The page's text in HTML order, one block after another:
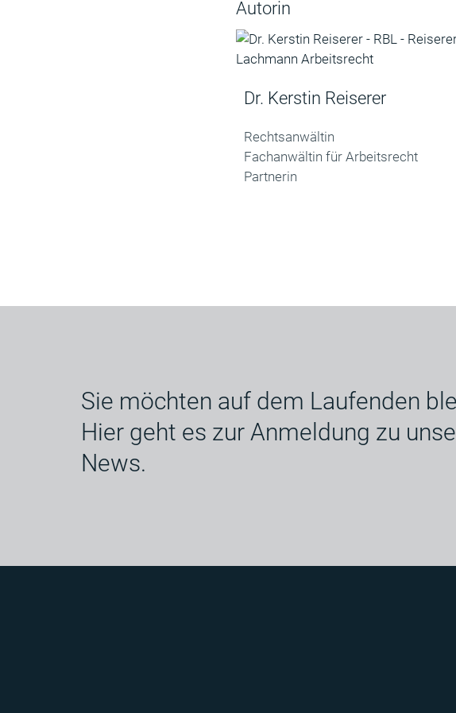
Autorin
Dr. Kerstin Reiserer
Rechtsanwältin
Fachanwältin für Arbeitsrecht
Partnerin
Sie möchten auf dem Laufenden
Hier geht es zur Anmeldung zu
News.